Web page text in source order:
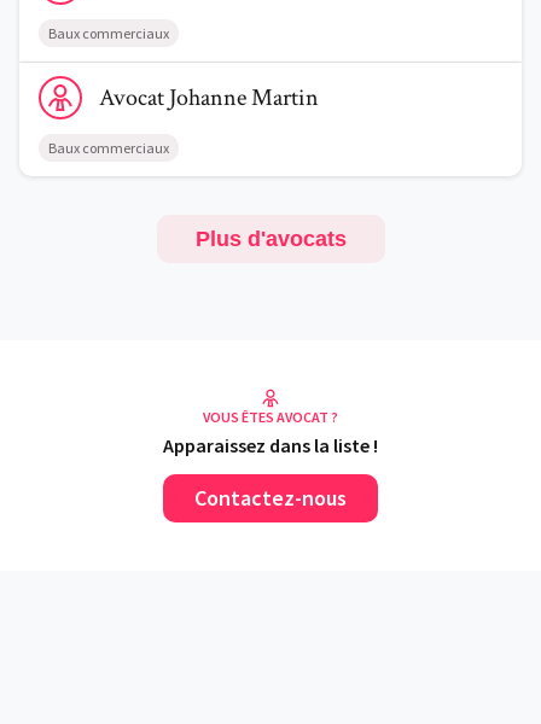
Baux commerciaux
Voir le profil de AvocatJohanne Martin
AvocatJohanneMartin
Baux commerciaux
Plus d'avocats
VOUS ÊTES AVOCAT ?
Apparaissez dans la liste !
Contactez-nous